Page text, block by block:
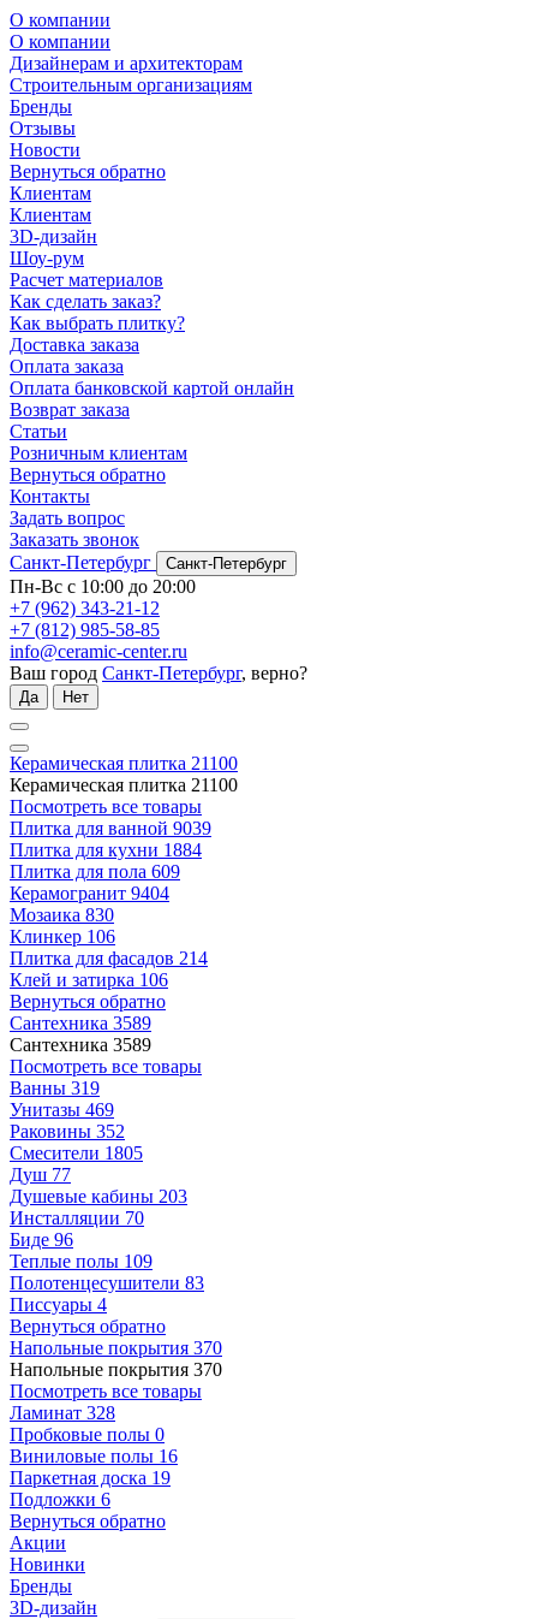
О компании
О компании
Дизайнерам и архитекторам
Строительным организациям
Бренды
Отзывы
Новости
Вернуться обратно
Клиентам
Клиентам
3D-дизайн
Шоу-рум
Расчет материалов
Как сделать заказ?
Как выбрать плитку?
Доставка заказа
Оплата заказа
Оплата банковской картой онлайн
Возврат заказа
Статьи
Розничным клиентам
Вернуться обратно
Контакты
Задать вопрос
Заказать звонок
Санкт-Петербург
Санкт-Петербург
Пн-Вс с 10:00 до 20:00
+7 (962) 343-21-12
+7 (812) 985-58-85
info@ceramic-center.ru
Ваш город Санкт-Петербург, верно?
Да Нет
Керамическая плитка 21100
Керамическая плитка 21100
Посмотреть все товары
Плитка для ванной 9039
Плитка для кухни 1884
Плитка для пола 609
Керамогранит 9404
Мозаика 830
Клинкер 106
Плитка для фасадов 214
Клей и затирка 106
Вернуться обратно
Сантехника 3589
Сантехника 3589
Посмотреть все товары
Ванны 319
Унитазы 469
Раковины 352
Смесители 1805
Душ 77
Душевые кабины 203
Инсталляции 70
Биде 96
Теплые полы 109
Полотенцесушители 83
Писсуары 4
Вернуться обратно
Напольные покрытия 370
Напольные покрытия 370
Посмотреть все товары
Ламинат 328
Пробковые полы 0
Виниловые полы 16
Паркетная доска 19
Подложки 6
Вернуться обратно
Акции
Новинки
Бренды
3D-дизайн